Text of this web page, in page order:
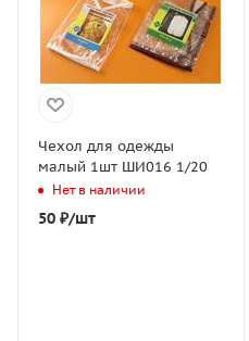
Чехол для одежды
малый 1шт ШИ016 1/20
Нет в наличии
50 ₽/шт